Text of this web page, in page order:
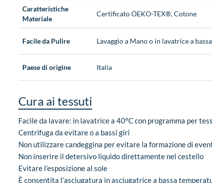
Caratteristiche
Materiale
Certificato ÖEKO-TEX®, Cotone
Facile da Pulire Lavaggio a Mano o in lavatrice a
Paese di origine Italia
Cura ai tessuti
Facile da lavare: in lavatrice a 40°C con programma per
Centrifuga da evitare o a bassi giri
Non utilizzare candeggina per evitare la formazione di
Non inserire il detersivo liquido direttamente nel cestello
Evitare l’esposizione al sole
È consentita l’asciugatura in asciugatrice a bassa